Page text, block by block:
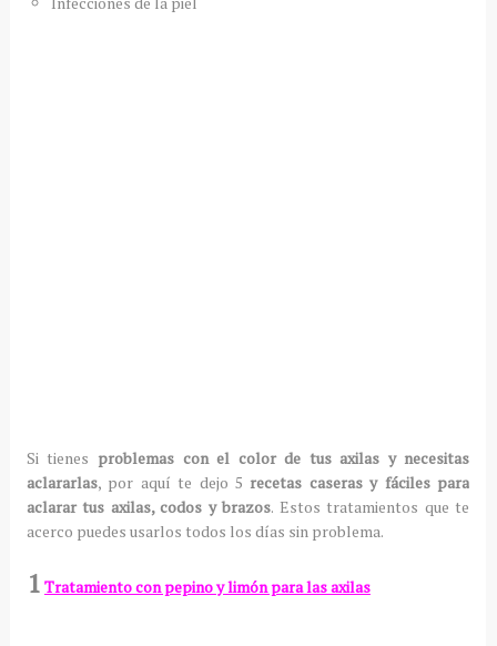
Si tienes problemas con el color de tus axilas y necesitas
aclararlas, por aquí te dejo 5 recetas caseras y fáciles para
aclarar tus axilas, codos y brazos. Estos tratamientos que te
acerco puedes usarlos todos los días sin problema.
1 Tratamiento con pepino y limón para las axilas